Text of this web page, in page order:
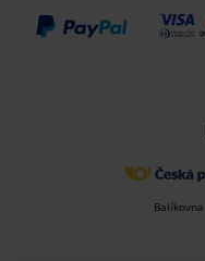
Balíkovna